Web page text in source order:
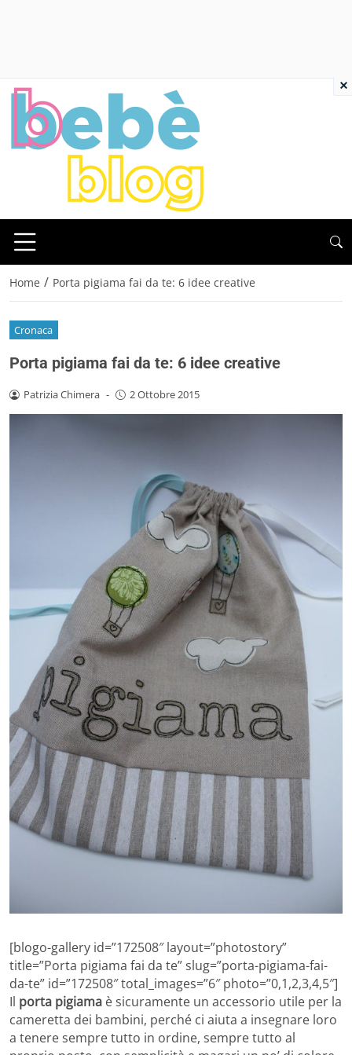
Home / Porta pigiama fai da te: 6 idee creative
Cronaca
Porta pigiama fai da te: 6 idee creative
Patrizia Chimera - 2 Ottobre 2015
[blogo-gallery id=”172508″ layout=”photostory”
title=”Porta pigiama fai da te” slug=”porta-pigiama-fai-
da-te” id=”172508″ total_images=”6″ photo=”0,1,2,3,4,5″]
Il porta pigiama è sicuramente un accessorio utile per la
cameretta dei bambini, perché ci aiuta a insegnare loro
a tenere sempre tutto in ordine, sempre tutto al
×